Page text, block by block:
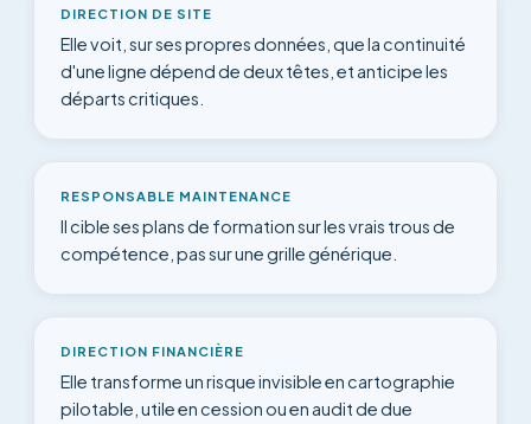
DIRECTION DE SITE
Elle voit, sur ses propres données, que la continuité
d'une ligne dépend de deux têtes, et anticipe les
départs critiques.
RESPONSABLE MAINTENANCE
Il cible ses plans de formation sur les vrais trous de
compétence, pas sur une grille générique.
DIRECTION FINANCIÈRE
Elle transforme un risque invisible en cartographie
pilotable, utile en cession ou en audit de due